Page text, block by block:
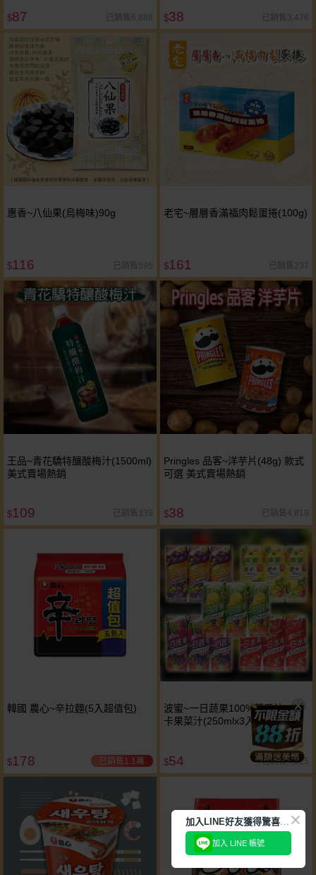
$87 已銷售6,888 $38 已銷售3,476
惠香~八仙果(烏梅味)90g
$116 已銷售595
老宅~層層香滿福肉鬆蛋捲(100g)
$161 已銷售237
王品~青花驕特釀酸梅汁(1500ml)
美式賣場熱銷
$109 已銷售339
Pringles 品客~洋芋片(48g) 款式
可選 美式賣場熱銷
$38 已銷售4,819
韓國 農心~辛拉麵(5入超值包)
$178 已銷售1.1萬
波蜜~一日蔬果100%蔬果汁／低
卡果菜汁(250mlx3入) 款式可選
$54 已銷售4,325
加
入LINE好友獲得驚喜折扣!
加入 LINE 帳號